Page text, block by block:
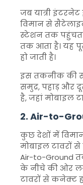
जब यात्री
विमान से
स्टेशन तक पहुंचता
तक आता है। यह
हो जाती है।
इस तकनीक की
समुद्र, पहाड़ और
है, जहां मोबाइल
2. Air-to-
कुछ देशों में
मोबाइल टावरों
Air-to-Ground
के नीचे की ओर
टावरों से कनेक्ट